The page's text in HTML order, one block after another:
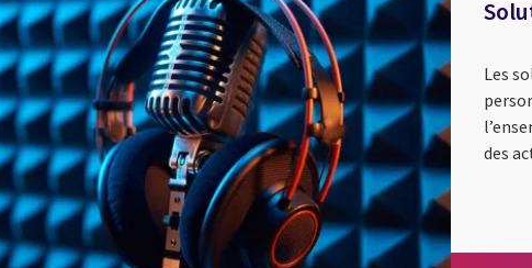
Les
des